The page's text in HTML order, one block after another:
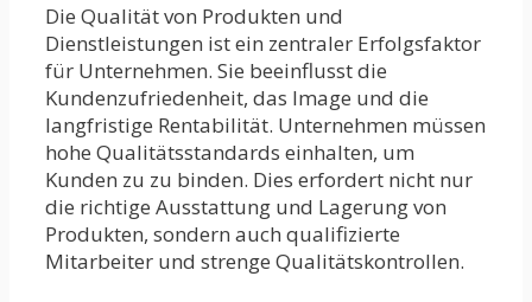
Die Qualität von Produkten und
Dienstleistungen ist ein zentraler Erfolgsfaktor
für Unternehmen. Sie beeinflusst die
Kundenzufriedenheit, das Image und die
langfristige Rentabilität. Unternehmen müssen
hohe Qualitätsstandards einhalten, um
Kunden zu zu binden. Dies erfordert nicht nur
die richtige Ausstattung und Lagerung von
Produkten, sondern auch qualifizierte
Mitarbeiter und strenge Qualitätskontrollen.